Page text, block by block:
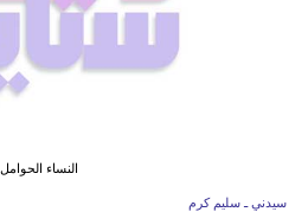
النساء الحوامل
سيدني ـ سليم كرم